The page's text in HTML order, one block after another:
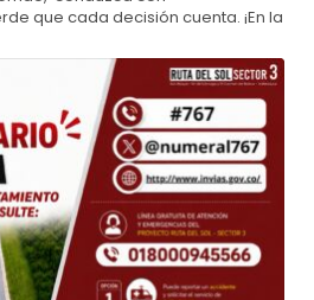
que cada decisión cuenta. ¡En la